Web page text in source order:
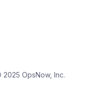
2025 OpsNow, Inc.